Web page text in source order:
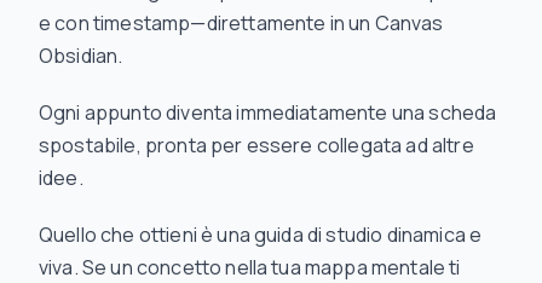
e con timestamp—direttamente in un Canvas
Obsidian.
Ogni appunto diventa immediatamente una scheda
spostabile, pronta per essere collegata ad altre
idee.
Quello che ottieni è una guida di studio dinamica e
viva. Se un concetto nella tua mappa mentale ti